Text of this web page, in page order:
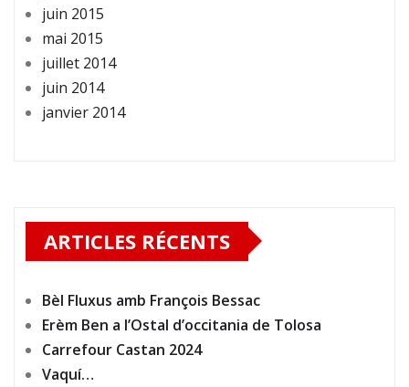
juin 2015
mai 2015
juillet 2014
juin 2014
janvier 2014
ARTICLES RÉCENTS
Bèl Fluxus amb François Bessac
Erèm Ben a l’Ostal d’occitania de Tolosa
Carrefour Castan 2024
Vaquí…